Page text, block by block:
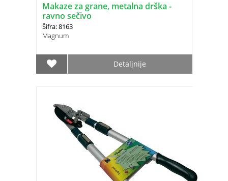
Makaze za grane, metalna drška -
ravno sečivo
Šifra: 8163
Magnum
Detaljnije